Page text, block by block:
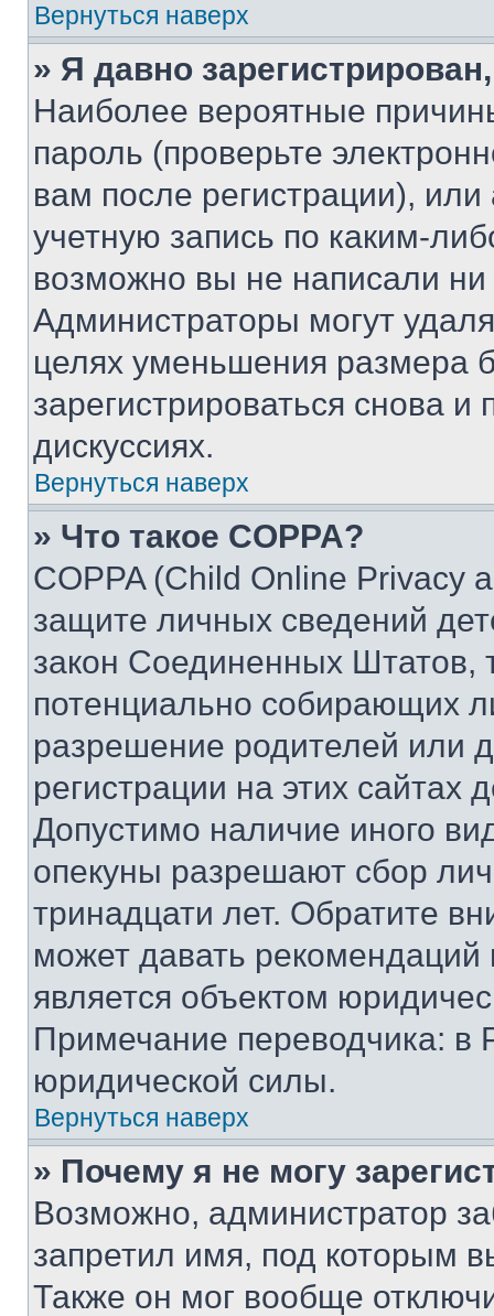
Вернуться наверх
» Я давно
Наиболее вероятные
пароль (проверьте
вам после регистрации),
учетную запись по каким-
возможно вы не написали
Администраторы могут
целях уменьшения размера
зарегистрироваться снова и
дискуссиях.
Вернуться наверх
» Что такое COPPA?
COPPA (Child Online Privacy
защите личных сведений
закон Соединенных Штатов,
потенциально собирающих
разрешение родителей или
регистрации на этих сайтах
Допустимо наличие иного
опекуны разрешают сбор
тринадцати лет. Обратите
может давать
является объектом
Примечание переводчика: в
юридической силы.
Вернуться наверх
» Почему я не могу
Возможно, администратор
запретил имя, под которым
Также он мог вообще